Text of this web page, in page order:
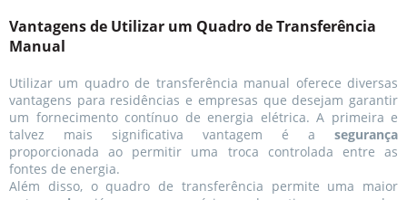
Vantagens de Utilizar um Quadro de Transferência
Manual
Utilizar um quadro de transferência manual oferece diversas
vantagens para residências e empresas que desejam garantir
um fornecimento contínuo de energia elétrica. A primeira e
talvez mais significativa vantagem é a segurança
proporcionada ao permitir uma troca controlada entre as
fontes de energia.
Além disso, o quadro de transferência permite uma maior